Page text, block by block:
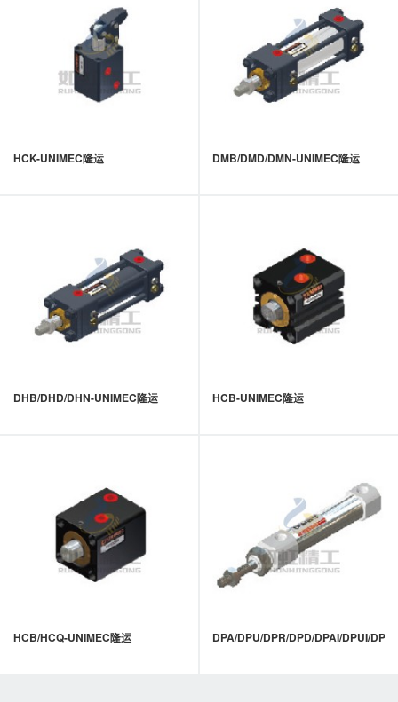
HCK-UNIMEC隆运 DMB/DMD/DMN-UNIMEC隆运
DHB/DHD/DHN-UNIMEC隆运 HCB-UNIMEC隆运
HCB/HCQ-UNIMEC隆运 DPA/DPU/DPR/DPD/DPAI/DPUI/